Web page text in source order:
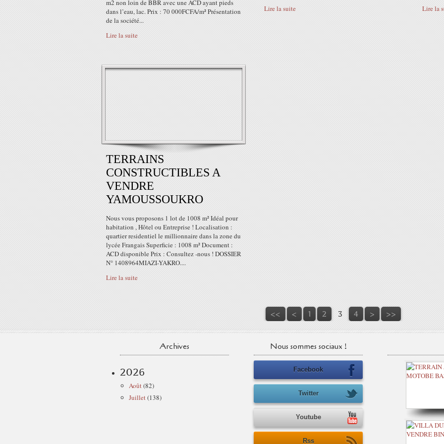
m2 non loin de BBR avec une ACD ayant pieds
dans l’eau, lac. Prix : 70 000FCFA/m² Présentation
de la société...
Lire la suite
Lire la suite
Lire la
TERRAINS
CONSTRUCTIBLES A
VENDRE
YAMOUSSOUKRO
Nous vous proposons 1 lot de 1008 m² Idéal pour
habitation , Hôtel ou Entreprise ! Localisation :
quartier residentiel le millionnaire dans la zone du
lycée Frangais Superficie : 1008 m² Document :
ACD disponible Prix : Consultez -nous ! DOSSIER
N° 1408964MIAZI-YAKRO....
Lire la suite
<< < 1 2 3 4 > >>
Archives
2026
Août(82)
Juillet(138)
Nous sommes sociaux !
Facebook
Twitter
Youtube
Rss